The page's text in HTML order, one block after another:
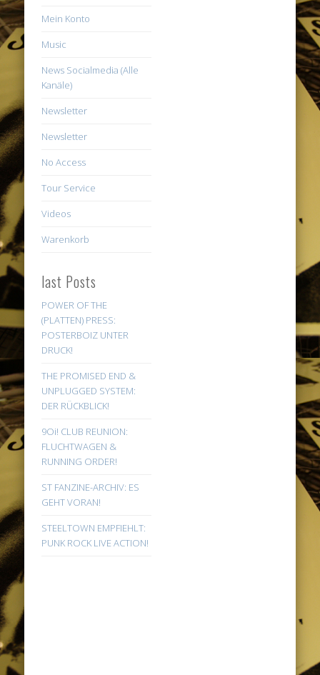
Mein Konto
Music
News Socialmedia (Alle
Kanäle)
Newsletter
Newsletter
No Access
Tour Service
Videos
Warenkorb
last Posts
POWER OF THE
(PLATTEN) PRESS:
POSTERBOIZ UNTER
DRUCK!
THE PROMISED END &
UNPLUGGED SYSTEM:
DER RÜCKBLICK!
9Oi! CLUB REUNION:
FLUCHTWAGEN &
RUNNING ORDER!
ST FANZINE-ARCHIV: ES
GEHT VORAN!
STEELTOWN EMPFIEHLT:
PUNK ROCK LIVE ACTION!